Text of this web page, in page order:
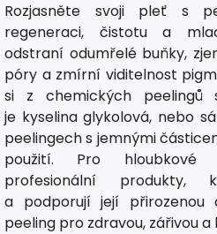
Rozjasněte svoji pleť s
regeneraci, čistotu a
odstraní odumřelé buňky,
póry a zmírní viditelnost
si z chemických peelingů
je kyselina glykolová, nebo
peelingech s jemnými
použití. Pro hloubkové
profesionální produkty,
a podporují její přirozenou
peeling pro zdravou, zářivou a